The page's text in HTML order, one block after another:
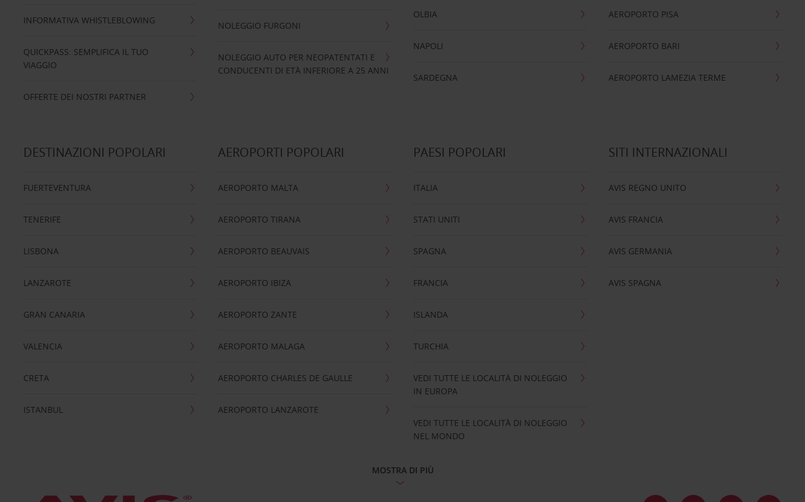
INFORMATIVA WHISTLEBLOWING
QUICKPASS: SEMPLIFICA IL TUO
VIAGGIO
OFFERTE DEI NOSTRI PARTNER
NOLEGGIO FURGONI
NOLEGGIO AUTO PER NEOPATENTATI E
CONDUCENTI DI ETÀ INFERIORE A 25 ANNI
OLBIA
NAPOLI
SARDEGNA
AEROPORTO PISA
AEROPORTO BARI
AEROPORTO LAMEZIA TERME
DESTINAZIONI POPOLARI
FUERTEVENTURA
TENERIFE
LISBONA
LANZAROTE
GRAN CANARIA
VALENCIA
CRETA
ISTANBUL
AEROPORTI POPOLARI
AEROPORTO MALTA
AEROPORTO TIRANA
AEROPORTO BEAUVAIS
AEROPORTO IBIZA
AEROPORTO ZANTE
AEROPORTO MALAGA
AEROPORTO CHARLES DE GAULLE
AEROPORTO LANZAROTE
PAESI POPOLARI
ITALIA
STATI UNITI
SPAGNA
FRANCIA
ISLANDA
TURCHIA
VEDI TUTTE LE LOCALITÀ DI NOLEGGIO
IN EUROPA
VEDI TUTTE LE LOCALITÀ DI NOLEGGIO
NEL MONDO
SITI INTERNAZIONALI
AVIS REGNO UNITO
AVIS FRANCIA
AVIS GERMANIA
AVIS SPAGNA
MOSTRA DI PIÙ